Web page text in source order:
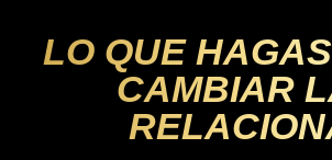
LO QUE
CAMBIAR